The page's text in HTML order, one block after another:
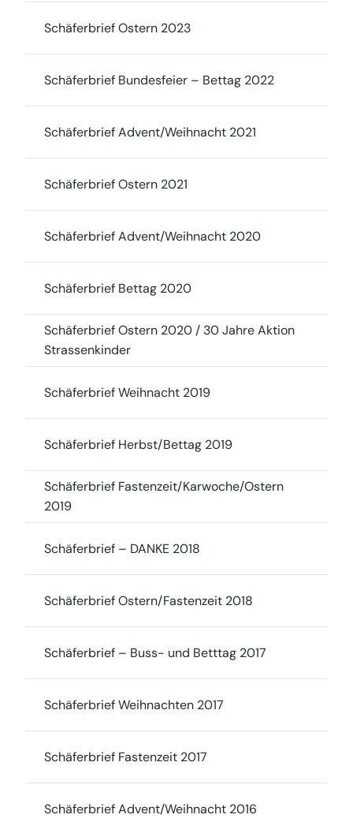
Schäferbrief Ostern 2023
Schäferbrief Bundesfeier – Bettag 2022
Schäferbrief Advent/Weihnacht 2021
Schäferbrief Ostern 2021
Schäferbrief Advent/Weihnacht 2020
Schäferbrief Bettag 2020
Schäferbrief Ostern 2020 / 30 Jahre Aktion
Strassenkinder
Schäferbrief Weihnacht 2019
Schäferbrief Herbst/Bettag 2019
Schäferbrief Fastenzeit/Karwoche/Ostern
2019
Schäferbrief – DANKE 2018
Schäferbrief Ostern/Fastenzeit 2018
Schäferbrief – Buss- und Betttag 2017
Schäferbrief Weihnachten 2017
Schäferbrief Fastenzeit 2017
Schäferbrief Advent/Weihnacht 2016